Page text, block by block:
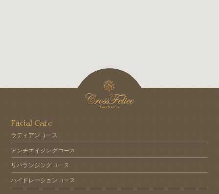
Facial Care
ラディアンコース
アンチエイジングコース
リバランシングコース
ハイドレーションコース